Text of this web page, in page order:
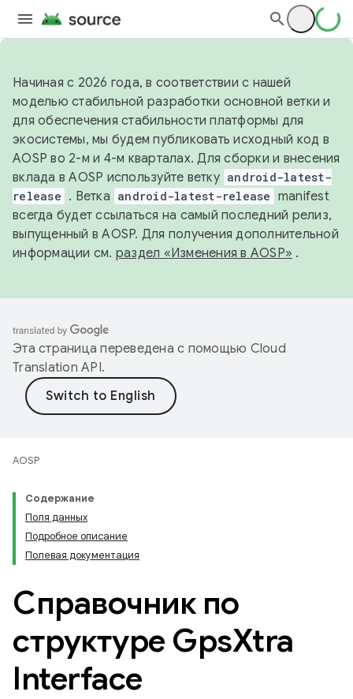
Начиная с 2026 года, в соответствии с нашей
моделью стабильной разработки основной ветки и
для обеспечения стабильности платформы для
экосистемы, мы будем публиковать исходный код в
AOSP во 2-м и 4-м кварталах. Для сборки и внесения
вклада в AOSP используйте ветку android-latest-
release . Ветка android-latest-release manifest
всегда будет ссылаться на самый последний релиз,
выпущенный в AOSP. Для получения дополнительной
информации см. раздел «Изменения в AOSP» .
Эта страница переведена с помощью Cloud
Translation API.
AOSP
Содержание
Поля данных
Подробное описание
Полевая документация
Справочник по
структуре GpsXtra
Interface